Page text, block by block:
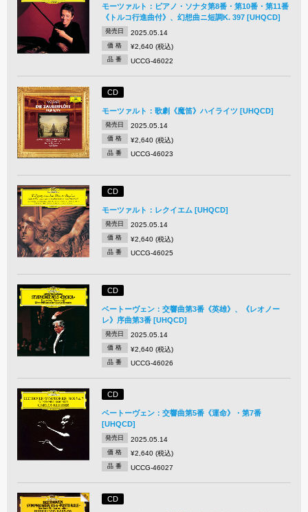
モーツァルト：ピアノ・ソナタ第8番・第10番・第11番
《トルコ行進曲付》、幻想曲ニ短調K. 397 [UHQCD]
発売日 2025.05.14
価 格 ¥2,640 (税込)
品 番 UCCG-46022
CD
モーツァルト：歌劇《魔笛》ハイライツ [UHQCD]
発売日 2025.05.14
価 格 ¥2,640 (税込)
品 番 UCCG-46023
CD
モーツァルト：レクイエム [UHQCD]
発売日 2025.05.14
価 格 ¥2,640 (税込)
品 番 UCCG-46025
CD
ベートーヴェン：交響曲第3番《英雄》、《レオノー
レ》序曲第3番 [UHQCD]
発売日 2025.05.14
価 格 ¥2,640 (税込)
品 番 UCCG-46026
CD
ベートーヴェン：交響曲第5番《運命》・第7番
[UHQCD]
発売日 2025.05.14
価 格 ¥2,640 (税込)
品 番 UCCG-46027
CD